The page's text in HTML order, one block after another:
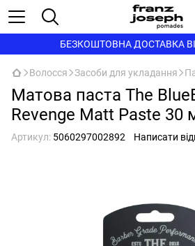
БЕЗКОШТОВНА ДОСТАВКА
Волосся Засоби для укладання
Матова паста The
Revenge Matt Paste 30
Артикул: 5060297002892 Написати